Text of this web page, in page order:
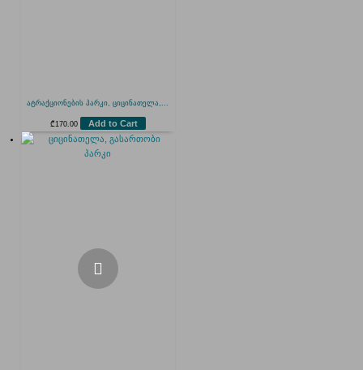
ატრაქციონების პარკი, ციცინათელა,...
₾170.00 Add to Cart